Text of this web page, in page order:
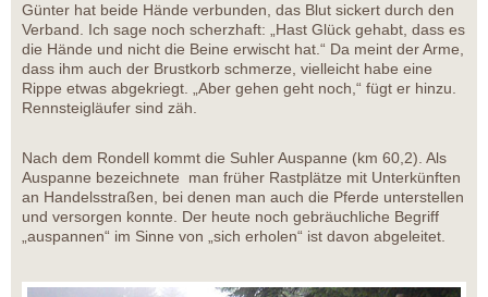
Günter hat beide Hände verbunden, das Blut sickert durch den
Verband. Ich sage noch scherzhaft: „Hast Glück gehabt, dass es
die Hände und nicht die Beine erwischt hat.“ Da meint der Arme,
dass ihm auch der Brustkorb schmerze, vielleicht habe eine
Rippe etwas abgekriegt. „Aber gehen geht noch,“ fügt er hinzu.
Rennsteigläufer sind zäh.
Nach dem Rondell kommt die Suhler Auspanne (km 60,2). Als
Auspanne bezeichnete man früher Rastplätze mit Unterkünften
an Handelsstraßen, bei denen man auch die Pferde unterstellen
und versorgen konnte. Der heute noch gebräuchliche Begriff
„auspannen“ im Sinne von „sich erholen“ ist davon abgeleitet.